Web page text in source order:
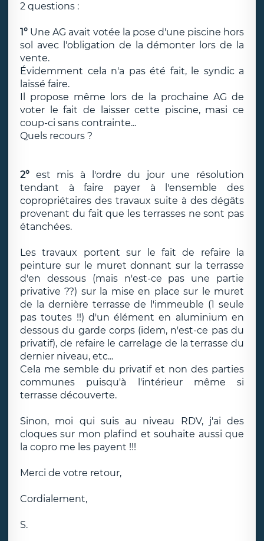
2 questions :
1° Une AG avait votée la pose d'une piscine hors
sol avec l'obligation de la démonter lors de la
vente.
Évidemment cela n'a pas été fait, le syndic a
laissé faire.
Il propose même lors de la prochaine AG de
voter le fait de laisser cette piscine, masi ce
coup-ci sans contrainte...
Quels recours ?
2° est mis à l'ordre du jour une résolution
tendant à faire payer à l'ensemble des
copropriétaires des travaux suite à des dégâts
provenant du fait que les terrasses ne sont pas
étanchées.
Les travaux portent sur le fait de refaire la
peinture sur le muret donnant sur la terrasse
d'en dessous (mais n'est-ce pas une partie
privative ??) sur la mise en place sur le muret
de la dernière terrasse de l'immeuble (1 seule
pas toutes !!) d'un élément en aluminium en
dessous du garde corps (idem, n'est-ce pas du
privatif), de refaire le carrelage de la terrasse du
dernier niveau, etc...
Cela me semble du privatif et non des parties
communes puisqu'à l'intérieur même si
terrasse découverte.
Sinon, moi qui suis au niveau RDV, j'ai des
cloques sur mon plafind et souhaite aussi que
la copro me les payent !!!
Merci de votre retour,
Cordialement,
S.